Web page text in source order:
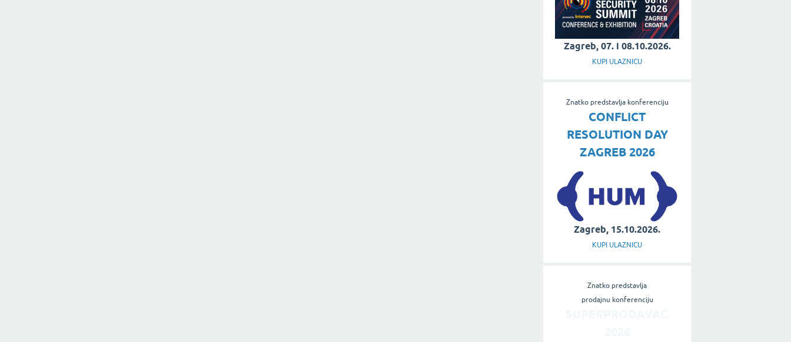
Zagreb, 07. i 08.10.2026.
KUPI ULAZNICU
Znatko predstavlja konferenciju
CONFLICT
RESOLUTION DAY
ZAGREB 2026
Zagreb, 15.10.2026.
KUPI ULAZNICU
Znatko predstavlja
prodajnu konferenciju